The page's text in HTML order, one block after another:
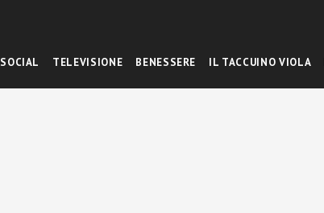
SOCIAL TELEVISIONE BENESSERE IL TACCUINO VIOLA